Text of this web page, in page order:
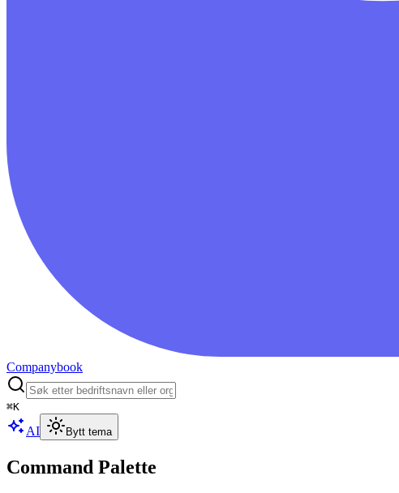
Companybook
⌘K
AI Bytt tema
Command Palette